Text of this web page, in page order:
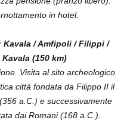
in hotel.
Kavala / Amfipoli / Filippi /
Kavala (150 km)
Visita al sito archeologico
città fondata da Filippo II il
a.C.) e successivamente
dai Romani (168 a.C.).